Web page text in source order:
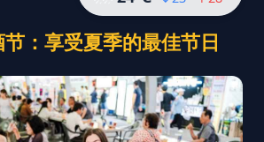
：享受夏季的最佳节日